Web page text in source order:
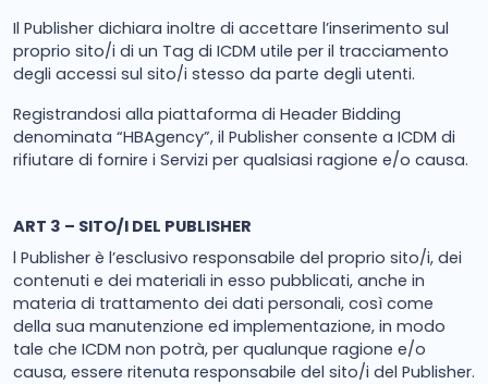
Il Publisher dichiara inoltre di accettare l’inserimento sul
proprio sito/i di un Tag di ICDM utile per il tracciamento
degli accessi sul sito/i stesso da parte degli utenti.
Registrandosi alla piattaforma di Header Bidding
denominata “HBAgency”, il Publisher consente a ICDM di
rifiutare di fornire i Servizi per qualsiasi ragione e/o causa.
ART 3 – SITO/I DEL PUBLISHER
l Publisher è l’esclusivo responsabile del proprio sito/i, dei
contenuti e dei materiali in esso pubblicati, anche in
materia di trattamento dei dati personali, così come
della sua manutenzione ed implementazione, in modo
tale che ICDM non potrà, per qualunque ragione e/o
causa, essere ritenuta responsabile del sito/i del Publisher.